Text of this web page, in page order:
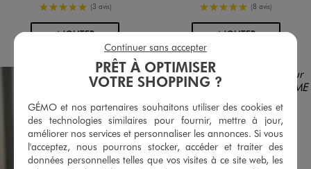
5/5 de moyenne
(3 avis)
AJOUTERAU PANIER
5/5 de moyenne
(8 avis)
AJOUTERAU PANIER
PRÊT À OPTIMISER
VOTRE SHOPPING ?
GÉMO et nos partenaires souhaitons utiliser des cookies et
des technologies similaires pour fournir, mettre à jour,
améliorer nos services et personnaliser les annonces. Si vous
l'acceptez, nous pourrons stocker, accéder et traiter des
données personnelles telles que vos visites à ce site web, les
Continuer sans accepter